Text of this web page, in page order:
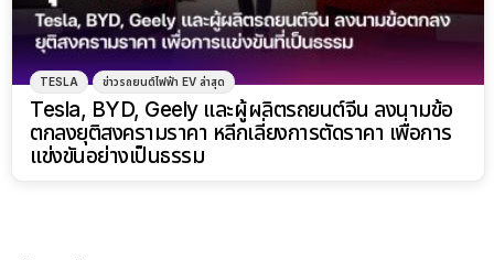
TESLA ข่าวรถยนต์ไฟฟ้า EV ล่าสุด
Tesla, BYD, Geely และผู้ผลิตรถยนต์จีน ลงนามข้อ
ตกลงยุติสงครามราคา หลีกเลี่ยงการตัดราคา เพื่อการ
แข่งขันอย่างเป็นธรรม